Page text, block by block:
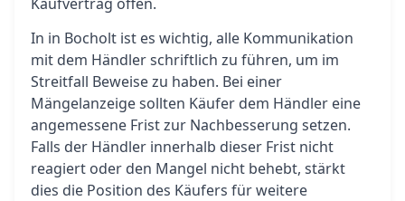
In in Bocholt ist es wichtig, alle Kommunikation
mit dem Händler schriftlich zu führen, um im
Streitfall Beweise zu haben. Bei einer
Mängelanzeige sollten Käufer dem Händler eine
angemessene Frist zur Nachbesserung setzen.
Falls der Händler innerhalb dieser Frist nicht
reagiert oder den Mangel nicht behebt, stärkt
dies die Position des Käufers für weitere